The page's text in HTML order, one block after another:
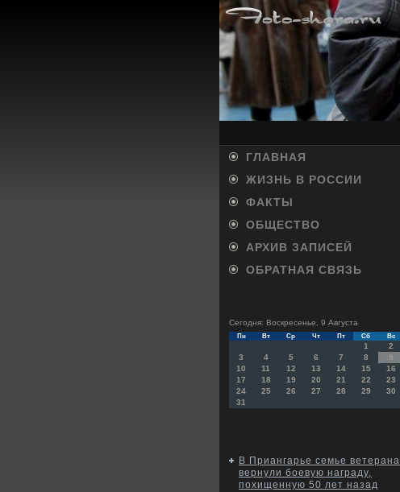
ГЛАВНАЯ
ЖИЗНЬ В РОССИИ
ФАКТЫ
ОБЩЕСТВО
АРХИВ ЗАПИСЕЙ
ОБРАТНАЯ СВЯЗЬ
Сегодня: Воскресенье, 9 Августа
Пн Вт Ср Чт Пт Сб Вс
1
2
3
4 5 6 7 8
9
10
11 12 13 14 15
16
17
18 19 20 21 22
23
24
25 26 27 28 29
30
31
В Приангарье семье ветерана
вернули боевую награду,
похищенную 50 лет назад